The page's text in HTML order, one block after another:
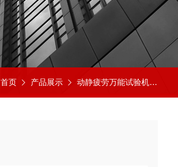
首页 产品展示 动静疲劳万能试验机